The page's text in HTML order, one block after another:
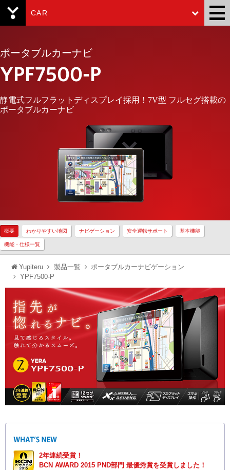
CAR
ポータブルカーナビ
YPF7500-P
静電式フルフラットディスプレイ採用！7V型 フルセグ搭載の
ポータブルカーナビ
概要 わかりやすい地図 ナビゲーション 安全運転サポート 基本機能
機能・仕様一覧
Yupiteru 製品一覧
ポータブルカーナビゲーション
YPF7500-P
2年連続受賞！
BCN AWARD 2015 PND部門 最優秀賞を受賞しました！